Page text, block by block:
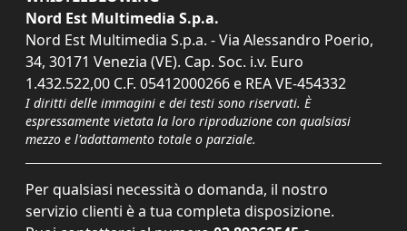
Nord Est Multimedia S.p.a.
Nord Est Multimedia S.p.a. - Via Alessandro Poerio,
34, 30171 Venezia (VE). Cap. Soc. i.v. Euro
1.432.522,00 C.F. 05412000266 e REA VE-454332
I diritti delle immagini e dei testi sono riservati. È
espressamente vietata la loro riproduzione con qualsiasi
mezzo e l'adattamento totale o parziale.
Per qualsiasi necessità o domanda, il nostro
servizio clienti è a tua completa disposizione.